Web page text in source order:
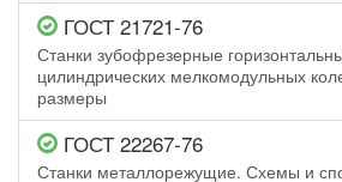
ГОСТ 21721-76
Станки зубофрезерные
цилиндрических мелкомодульных
размеры
ГОСТ 22267-76
Станки металлорежущие. Схемы и